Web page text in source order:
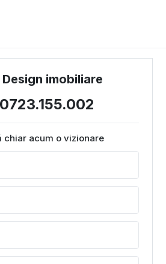
Design imobiliare
chiar acum o vizionare